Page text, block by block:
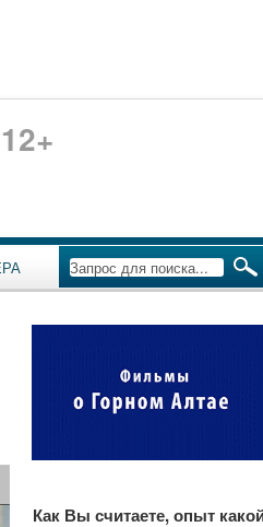
12+
Как Вы считаете, опыт